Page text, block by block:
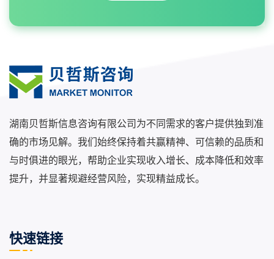
湖南贝哲斯信息咨询有限公司为不同需求的客户提供独到准
确的市场见解。我们始终保持着共赢精神、可信赖的品质和
与时俱进的眼光，帮助企业实现收入增长、成本降低和效率
提升，并显著规避经营风险，实现精益成长。
快速链接